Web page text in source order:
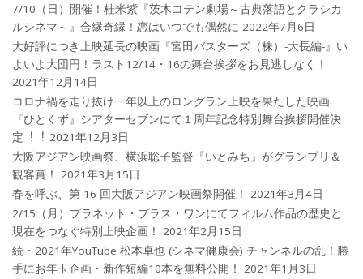
7/10（日）開催！桂米紫『茨木コテン劇場～古典落語とクラシカ
ルシネマ～』合縁奇縁！恋はいつでも偶然に 2022年7月6日
大好評につき上映延長の映画『宮田バスターズ（株）-大長編-』い
よいよ大団円！ラスト12/14・16の舞台挨拶をお見逃しなく！
2021年12月14日
コロナ禍を⾛り抜け⼀年以上のロングラン上映を果たした映画
『ひとくず』シアターセブンにて１周年記念特別舞台挨拶開催決
定︕︕ 2021年12月3日
大阪アジアン映画祭、横浜聡子監督『いとみち』がグランプリ＆
観客賞！
2021年3月15日
春を呼ぶ、第 16 回大阪アジアン映画祭開催！
2021年3月4日
2/15（月）プラネット・プラス・ワンにてフィルム作品の歴史と
現在をつなぐ特別上映企画！
2021年2月15日
続・2021年YouTube 松本卓也 (シネマ健康会) チャンネルの乱！勝
手にお年玉企画・新作短編10本を無料公開！
2021年1月3日